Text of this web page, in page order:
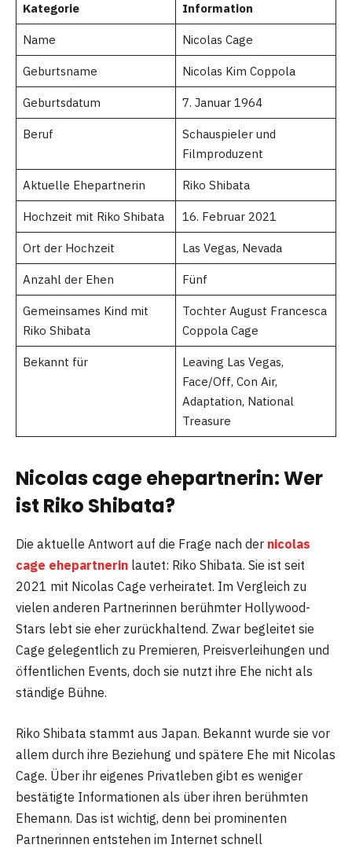
Kategorie Information
Name Nicolas Cage
Geburtsname Nicolas Kim Coppola
Geburtsdatum 7. Januar 1964
Beruf
Schauspieler und
Filmproduzent
Aktuelle Ehepartnerin Riko Shibata
Hochzeit mit Riko Shibata 16. Februar 2021
Ort der Hochzeit Las Vegas, Nevada
Anzahl der Ehen Fünf
Gemeinsames Kind mit
Riko Shibata
Tochter August Francesca
Coppola Cage
Bekannt für
Leaving Las Vegas,
Face/Off, Con Air,
Adaptation, National
Treasure
Nicolas cage ehepartnerin: Wer
ist Riko Shibata?
Die aktuelle Antwort auf die Frage nach der nicolas
cage ehepartnerin lautet: Riko Shibata. Sie ist seit
2021 mit Nicolas Cage verheiratet. Im Vergleich zu
vielen anderen Partnerinnen berühmter Hollywood-
Stars lebt sie eher zurückhaltend. Zwar begleitet sie
Cage gelegentlich zu Premieren, Preisverleihungen und
öffentlichen Events, doch sie nutzt ihre Ehe nicht als
ständige Bühne.
Riko Shibata stammt aus Japan. Bekannt wurde sie vor
allem durch ihre Beziehung und spätere Ehe mit Nicolas
Cage. Über ihr eigenes Privatleben gibt es weniger
bestätigte Informationen als über ihren berühmten
Ehemann. Das ist wichtig, denn bei prominenten
Partnerinnen entstehen im Internet schnell